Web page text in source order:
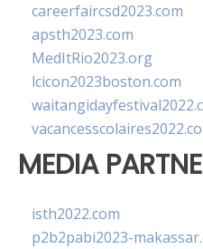
careerfaircsd2023.com
apsth2023.com
MedItRio2023.org
lcicon2023boston.com
MEDIA
isth2022.com
p2b2pabi2023-